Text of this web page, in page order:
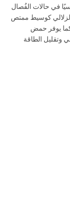
في حالات الفُصال
كوسيط ممتص
كما يوفر حمض
وتقليل الطاقة